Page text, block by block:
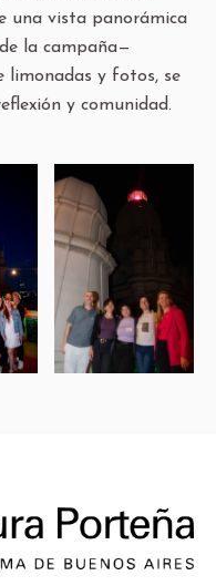
una vista panorámica
la campaña—
limonadas y fotos, se
y comunidad.